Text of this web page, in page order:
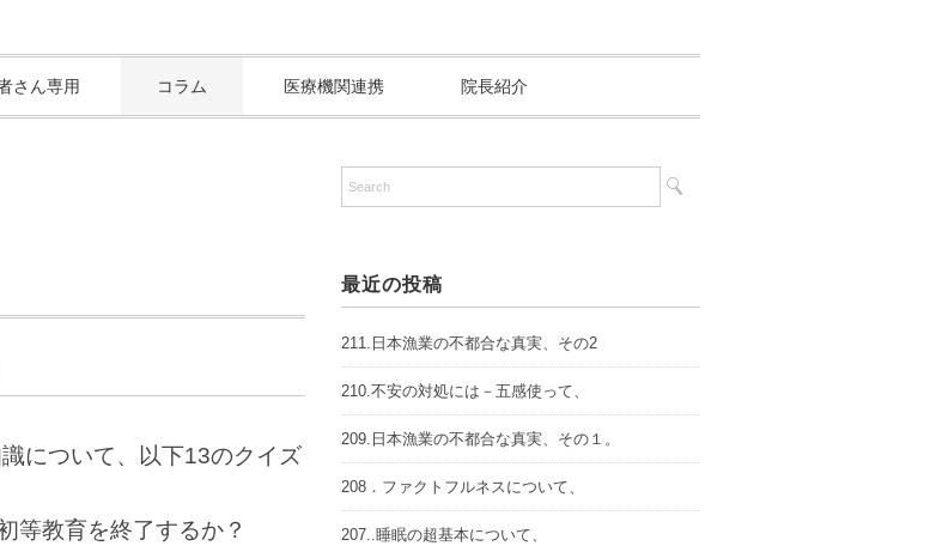
さん専用 コラム 医療機関連携 院長紹介
について、以下13のクイズ
等教育を終了するか？
最近の投稿
211.日本漁業の不都合な真実、その2
210.不安の対処には－五感使って、
209.日本漁業の不都合な真実、その１。
208．ファクトフルネスについて、
207..睡眠の超基本について、